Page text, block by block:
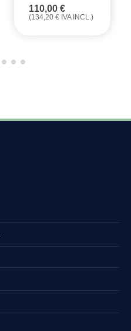
110,00 €
(134,20 € IVA INCL.)